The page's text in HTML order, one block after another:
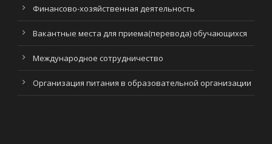
Финансово-хозяйственная деятельность
Вакантные места для приема(перевода) обучающихся
Международное сотрудничество
Организация питания в образовательной организации